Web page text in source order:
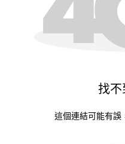
找
這個連結可能有誤